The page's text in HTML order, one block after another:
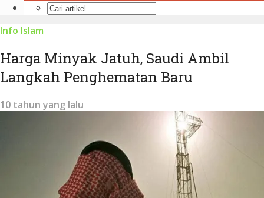
Info Islam
Harga Minyak Jatuh, Saudi Ambil
Langkah Penghematan Baru
10 tahun yang lalu